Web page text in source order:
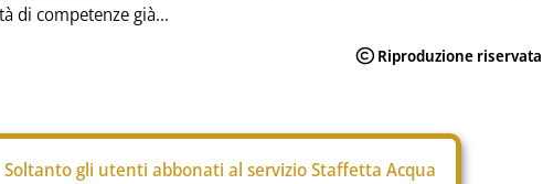
di competenze già...
Soltanto gli utenti abbonati al servizio Staffetta Acqua